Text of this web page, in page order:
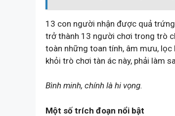
13 con người nhận được quả
trở thành 13 người chơi trong trò
toàn những toan tính, âm mưu,
khỏi trò chơi tàn ác này, phải làm
Bình minh, chính là hi vọng.
Một số trích đoạn nổi bật